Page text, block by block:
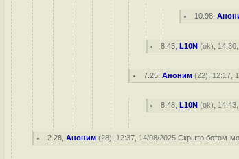
10.98 ,
8.45 ,L10N (ok),
7.25 ,Аноним (22), 12:17,
8.48 ,L10N (ok),
2.28 ,Аноним (28), 12:37, 14/08/2025Скрыто ботом-